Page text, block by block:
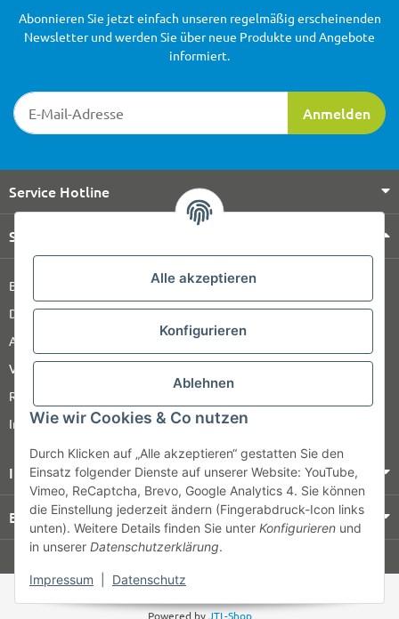
Alle akzeptieren
Konfigurieren
Ablehnen
Wie wir Cookies & Co nutzen
Durch Klicken auf „Alle akzeptieren“ gestatten Sie den
Einsatz folgender Dienste auf unserer Website: YouTube,
Vimeo, ReCaptcha, Brevo, Google Analytics 4. Sie können
die Einstellung jederzeit ändern (Fingerabdruck-Icon links
unten). Weitere Details finden Sie unter Konfigurieren und
in unserer Datenschutzerklärung.
Impressum Datenschutz
Newsletter-Registrierung
Anmelden
Abonnieren Sie jetzt einfach unseren regelmäßig erscheinenden
Newsletter und werden Sie über neue Produkte und Angebote
informiert.
Service Hotline
Shop Service
Barrierefreiheitserklärung
Datenschutz
AGB
Versandinformationen
Retour
Impressum
Informationen
Bezahlung & Versand
© HOZ MEDI WERK
* Alle Preise zzgl. gesetzlicher USt., zzgl.
Powered byJTL-Shop